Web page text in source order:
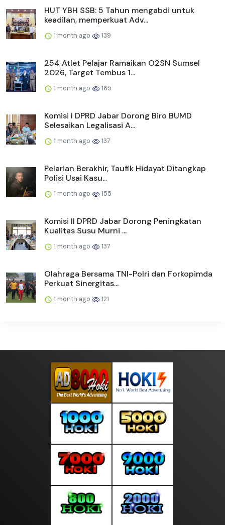
HUT YBH SSB: 5 Tahun mengabdi untuk
keadilan, memperkuat Adv...
1 month ago 139
254 Atlet Pelajar Ramaikan O2SN Sumsel
2026, Target Tembus 1...
1 month ago 165
Komisi I DPRD Jabar Dorong Biro BUMD
Selesaikan Legalisasi A...
1 month ago 137
Pelarian Berakhir, Taufik Hidayat Ditangkap
Polisi Usai Kasu...
1 month ago 155
Komisi II DPRD Jabar Dorong Peningkatan
Kualitas Susu Murni ...
1 month ago 137
Olahraga Bersama TNI-Polri dan Forkopimda
Perkuat Sinergitas...
1 month ago 121